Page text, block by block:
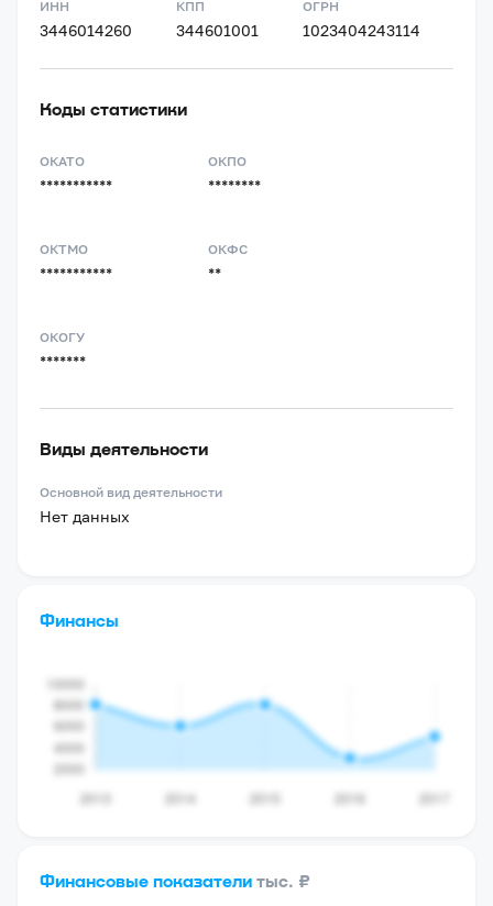
ИНН
3446014260
КПП
344601001
ОГРН
1023404243114
Коды статистики
ОКАТО
***********
ОКПО
********
ОКТМО
***********
ОКФС
**
ОКОГУ
*******
Виды деятельности
Основной вид деятельности
Нет данных
Финансы
Финансовые показатели тыс. ₽